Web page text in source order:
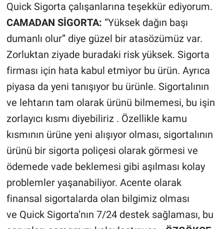
Quick Sigorta çalışanlarına teşekkür ediyorum.
CAMADAN SİGORTA: “Yüksek dağın başı
dumanlı olur” diye güzel bir atasözümüz var.
Zorluktan ziyade buradaki risk yüksek. Sigorta
firması için hata kabul etmiyor bu ürün. Ayrıca
piyasa da yeni tanışıyor bu ürünle. Sigortalının
ve lehtarın tam olarak ürünü bilmemesi, bu işin
zorlayıcı kısmı diyebiliriz . Özellikle kamu
kısmının ürüne yeni alışıyor olması, sigortalının
ürünü bir sigorta poliçesi olarak görmesi ve
ödemede vade beklemesi gibi aşılması kolay
problemler yaşanabiliyor. Acente olarak
finansal sigortalarda olan bilgimiz olması
ve Quick Sigorta’nın 7/24 destek sağlaması, bu